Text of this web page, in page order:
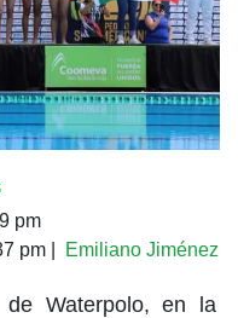
pm
pm Emiliano Jiménez
de Waterpolo, en la